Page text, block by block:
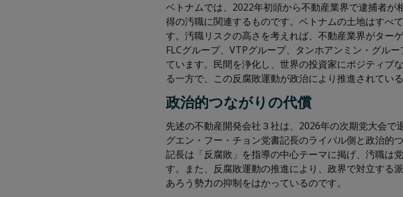
ベトナムでは、2022年初頭から不動産業界で逮捕者
得の汚職に関連するものです。ベトナムの土地はすべ
す。汚職リスクの高さを考えれば、不動産業界がター
FLCグループ、VTPグループ、タンホアンミン・グル
ています。民間を浄化し、世界の投資家にポジティブ
る一方で、この反腐敗運動が政治により推進されてい
政治的つながりの代償
先述の不動産開発会社３社は、2026年の次期党大会
グエン・フー・チョン党書記長のライバル側と政治的
記長は「反腐敗」を指導の中心テーマに掲げ、汚職は
す。また、反腐敗運動の推進により、政界で対立する
あろう勢力の抑制をはかっているのです。